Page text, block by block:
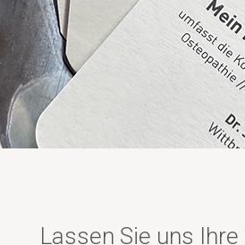
Lassen Sie uns